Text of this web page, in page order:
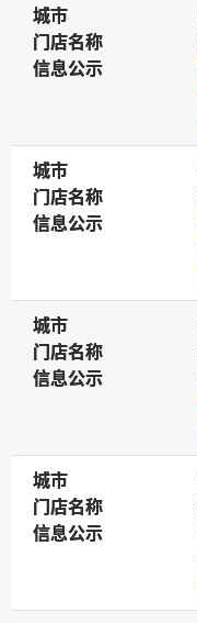
城市
城市
门店名称
门店名称
信息公示
信息公示
城市
城市
门店名称
门店名称
信息公示
信息公示
城市
城市
门店名称
门店名称
信息公示
信息公示
城市
城市
门店名称
门店名称
信息公示
信息公示